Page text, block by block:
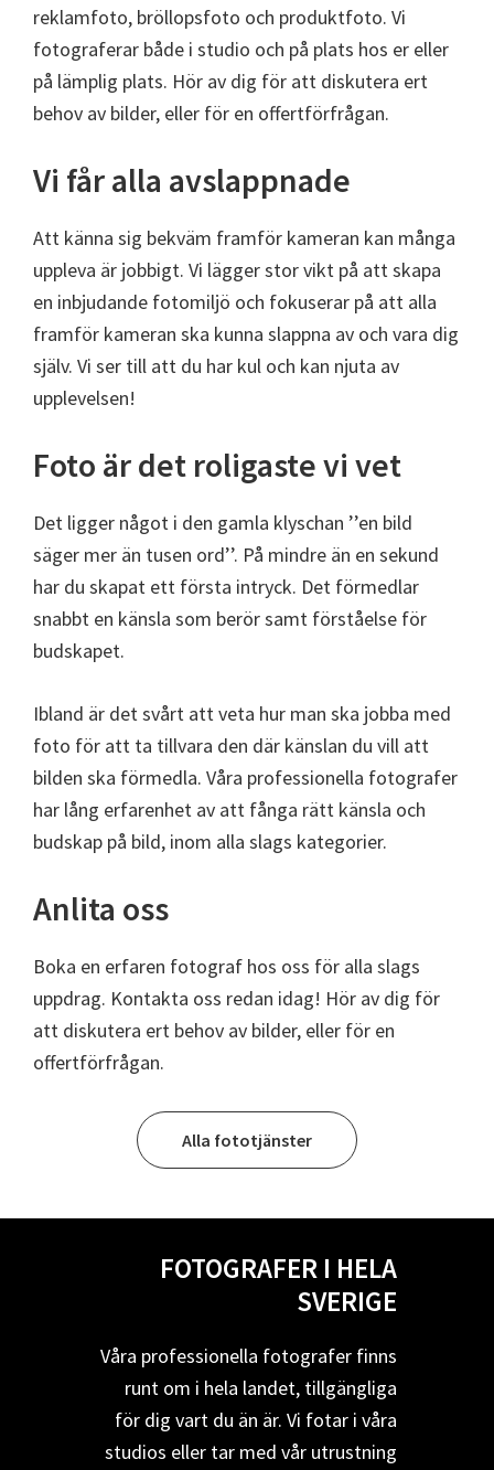
reklamfoto, bröllopsfoto och produktfoto. Vi
fotograferar både i studio och på plats hos er eller
på lämplig plats. Hör av dig för att diskutera ert
behov av bilder, eller för en offertförfrågan.
Vi får alla avslappnade
Att känna sig bekväm framför kameran kan många
uppleva är jobbigt. Vi lägger stor vikt på att skapa
en inbjudande fotomiljö och fokuserar på att alla
framför kameran ska kunna slappna av och vara dig
själv. Vi ser till att du har kul och kan njuta av
upplevelsen!
Foto är det roligaste vi vet
Det ligger något i den gamla klyschan ’’en bild
säger mer än tusen ord’’. På mindre än en sekund
har du skapat ett första intryck. Det förmedlar
snabbt en känsla som berör samt förståelse för
budskapet.
Ibland är det svårt att veta hur man ska jobba med
foto för att ta tillvara den där känslan du vill att
bilden ska förmedla. Våra professionella fotografer
har lång erfarenhet av att fånga rätt känsla och
budskap på bild, inom alla slags kategorier.
Anlita oss
Boka en erfaren fotograf hos oss för alla slags
uppdrag. Kontakta oss redan idag! Hör av dig för
att diskutera ert behov av bilder, eller för en
offertförfrågan.
Alla fototjänster
FOTOGRAFER I HELA
SVERIGE
Våra professionella fotografer finns
runt om i hela landet, tillgängliga
för dig vart du än är. Vi fotar i våra
studios eller tar med vår utrustning